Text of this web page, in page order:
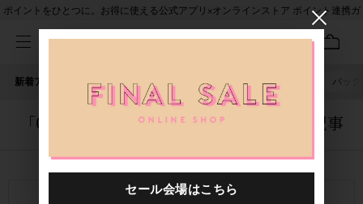
ポイントをひとつに。お得に使える公式アプリ×オンラインストア ポイント連携ガ
新着アイテム 人気ワード セール 40th限定 バッグ
「0000014.8880401.0001」に関する記事
関連キーワード